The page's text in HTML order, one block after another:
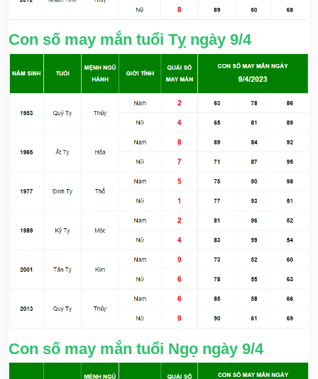
Con số may mắn tuổi Tỵ ngày 9/4
Con số may mắn tuổi Ngọ ngày 9/4